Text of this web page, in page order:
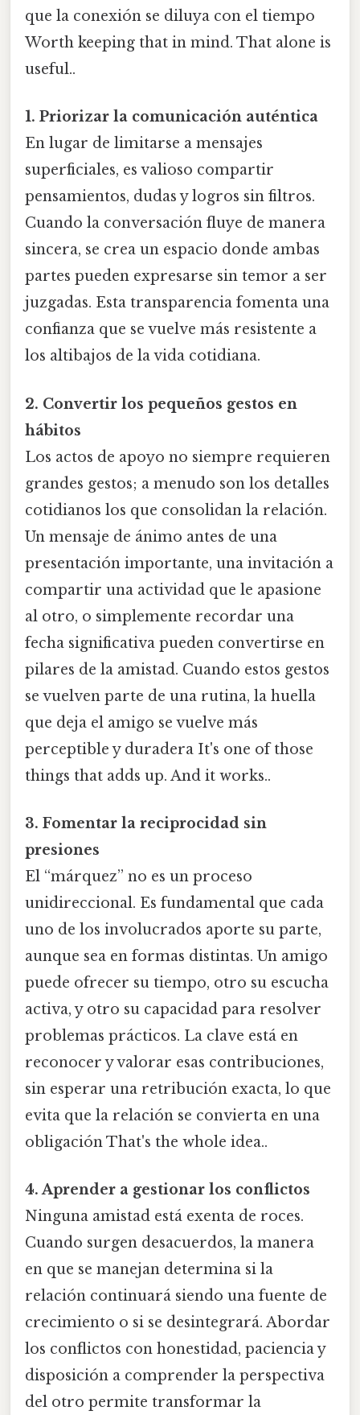
que la conexión se diluya con el tiempo
Worth keeping that in mind. That alone is
useful..
1. Priorizar la comunicación auténtica
En lugar de limitarse a mensajes
superficiales, es valioso compartir
pensamientos, dudas y logros sin filtros.
Cuando la conversación fluye de manera
sincera, se crea un espacio donde ambas
partes pueden expresarse sin temor a ser
juzgadas. Esta transparencia fomenta una
confianza que se vuelve más resistente a
los altibajos de la vida cotidiana.
2. Convertir los pequeños gestos en
hábitos
Los actos de apoyo no siempre requieren
grandes gestos; a menudo son los detalles
cotidianos los que consolidan la relación.
Un mensaje de ánimo antes de una
presentación importante, una invitación a
compartir una actividad que le apasione
al otro, o simplemente recordar una
fecha significativa pueden convertirse en
pilares de la amistad. Cuando estos gestos
se vuelven parte de una rutina, la huella
que deja el amigo se vuelve más
perceptible y duradera It's one of those
things that adds up. And it works..
3. Fomentar la reciprocidad sin
presiones
El “márquez” no es un proceso
unidireccional. Es fundamental que cada
uno de los involucrados aporte su parte,
aunque sea en formas distintas. Un amigo
puede ofrecer su tiempo, otro su escucha
activa, y otro su capacidad para resolver
problemas prácticos. La clave está en
reconocer y valorar esas contribuciones,
sin esperar una retribución exacta, lo que
evita que la relación se convierta en una
obligación That's the whole idea..
4. Aprender a gestionar los conflictos
Ninguna amistad está exenta de roces.
Cuando surgen desacuerdos, la manera
en que se manejan determina si la
relación continuará siendo una fuente de
crecimiento o si se desintegrará. Abordar
los conflictos con honestidad, paciencia y
disposición a comprender la perspectiva
del otro permite transformar la